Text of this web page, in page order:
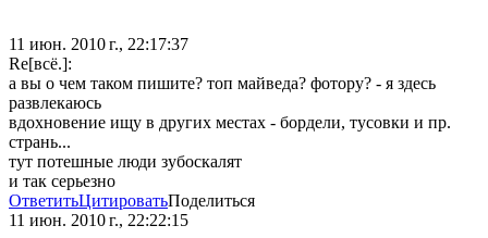
11 июн. 2010 г., 22:17:37
Re[всё.]:
а вы о чем таком пишите? топ майведа? фотору? - я здесь
развлекаюсь
вдохновение ищу в других местах - бордели, тусовки и пр.
странь...
тут потешные люди зубоскалят
и так серьезно
ОтветитьЦитироватьПоделиться
11 июн. 2010 г., 22:22:15